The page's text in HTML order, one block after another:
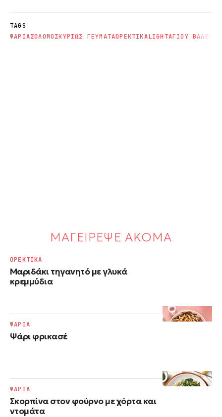
TAGS
ΨΑΡΙΑΣΟΛΟΜΟΣΚΥΡΙΩΣ ΓΕΥΜΑΤΑΟΡΕΚΤΙΚΑLIGHTΑΓΙΟΥ
ΜΑΓΕΙΡΕΨΕ ΑΚΟΜΑ
Μαριδάκι τηγανητό με γλυκά
κρεμμύδια
ΟΡΕΚΤΙΚΑ
Ψάρι φρικασέ
ΨΑΡΙΑ
Σκορπίνα στον φούρνο με χόρτα και
ντομάτα
ΨΑΡΙΑ